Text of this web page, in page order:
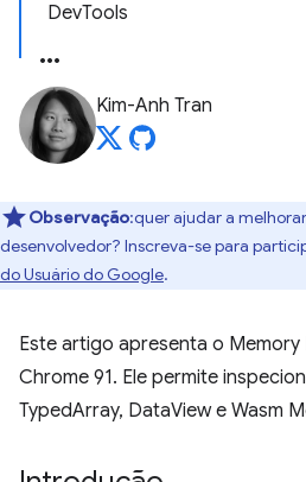
DevTools
Kim-Anh Tran
Observação:quer ajudar a
desenvolvedor? Inscreva-se para
do Usuário do Google.
Este artigo apresenta o
Chrome 91. Ele permite
TypedArray, DataView e Wasm